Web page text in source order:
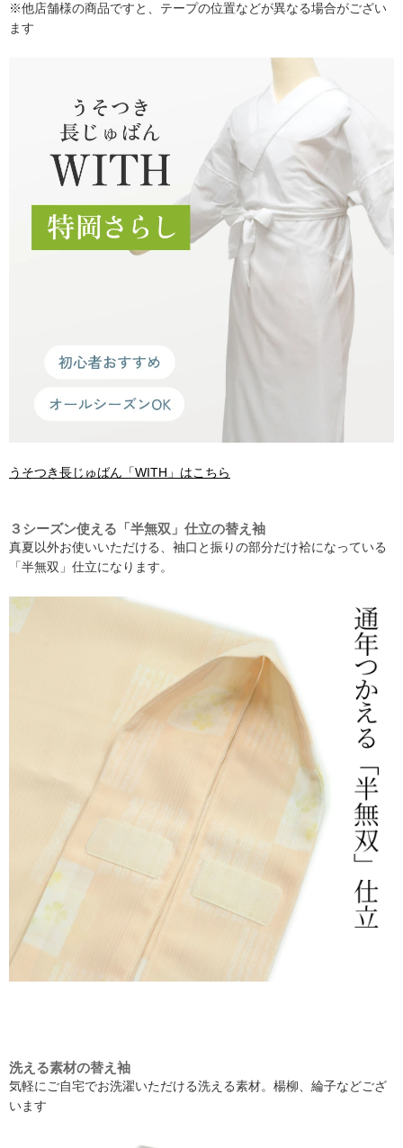
※他店舗様の商品ですと、テープの位置などが異なる場合がござい
ます
うそつき長じゅばん「WITH」はこちら
３シーズン使える「半無双」仕立の替え袖
真夏以外お使いいただける、袖口と振りの部分だけ袷になっている
「半無双」仕立になります。
洗える素材の替え袖
気軽にご自宅でお洗濯いただける洗える素材。楊柳、綸子などござ
います